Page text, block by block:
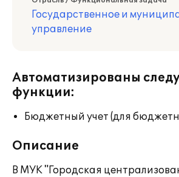
Государственное и
управление
Автоматизированы
функции:
Бюджетный учет (для
Описание
В МУК "Городская